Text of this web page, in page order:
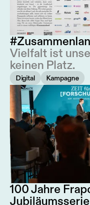
Vielfalt ist
keinen Platz.
Digital Kampagne
100 Jahre
Jubiläumsserie